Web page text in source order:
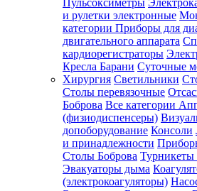
Пульсоксиметры
и рулетки электронные
категории Приборы для
двигательного аппарата
кардиорегистраторы
Кресла Барани Суточные
Хирургия Светильники
Столы перевязочные
Боброва Все категории
(физиодиспенсеры)
допоборудование Консоли
и принадлежности
Столы Боброва Турникеты
Эвакуаторы дыма
(электрокоагуляторы)